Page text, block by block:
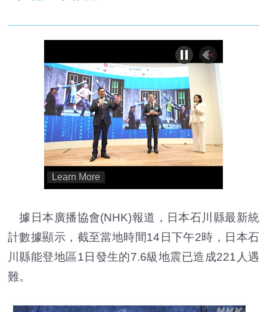
據日本廣播協會(NHK)報道，日本石川縣最新統
計數據顯示，截至當地時間14日下午2時，日本石
川縣能登地區1日發生的7.6級地震已造成221人遇
難。